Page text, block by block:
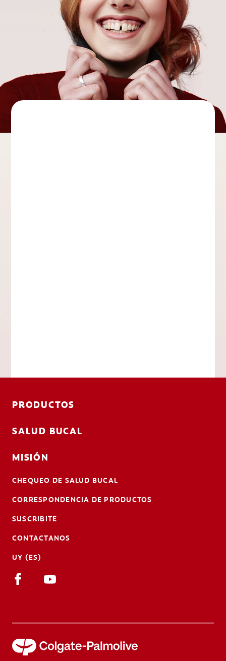
PRODUCTOS
SALUD BUCAL
MISIÓN
CHEQUEO DE SALUD BUCAL
CORRESPONDENCIA DE PRODUCTOS
SUSCRIBITE
CONTACTANOS
UY (ES)